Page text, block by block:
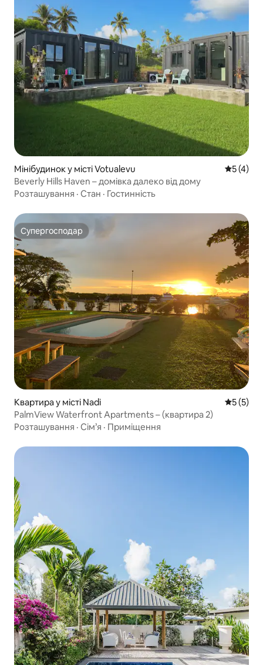
Мінібудинок у місті Votualevu Середня
5 (4)
Beverly Hills Haven – домівка далеко від дому
Розташування · Стан · Гостинність
Супергосподар
Супергосподар
Квартира у місті Nadi Середня
5 (5)
PalmView Waterfront Apartments – (квартира 2)
Розташування · Сім’я · Приміщення